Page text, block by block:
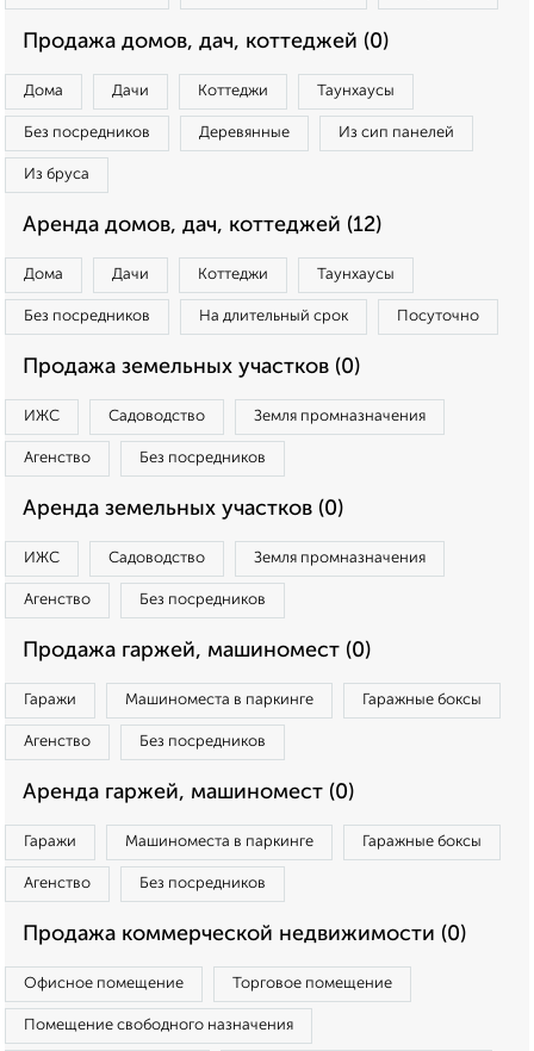
Продажа домов, дач, коттеджей (0)
Дома Дачи Коттеджи Таунхаусы
Без посредников Деревянные Из сип панелей
Из бруса
Аренда домов, дач, коттеджей (12)
Дома Дачи Коттеджи Таунхаусы
Без посредников На длительный срок Посуточно
Продажа земельных участков (0)
ИЖС Садоводство Земля промназначения
Агенство Без посредников
Аренда земельных участков (0)
ИЖС Садоводство Земля промназначения
Агенство Без посредников
Продажа гаржей, машиномест (0)
Гаражи Машиноместа в паркинге Гаражные боксы
Агенство Без посредников
Аренда гаржей, машиномест (0)
Гаражи Машиноместа в паркинге Гаражные боксы
Агенство Без посредников
Продажа коммерческой недвижимости (0)
Офисное помещение Торговое помещение
Помещение свободного назначения